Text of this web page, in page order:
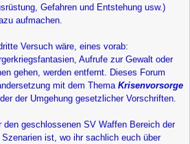
Gefahren und Entstehung usw.)
aufmachen.
Versuch wäre, eines vorab:
Aufrufe zur Gewalt oder
gehen, werden entfernt. Dieses Forum
mit dem Thema Krisenvorsorge
der Umgehung gesetzlicher Vorschriften.
den geschlossenen SV Waffen Bereich der
ist, wo ihr sachlich euch über